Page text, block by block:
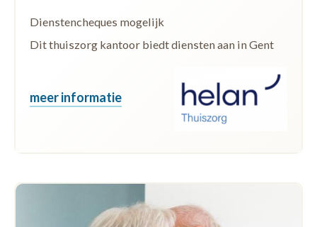
Dienstencheques mogelijk
Dit thuiszorg kantoor biedt diensten aan in Gent
meer informatie